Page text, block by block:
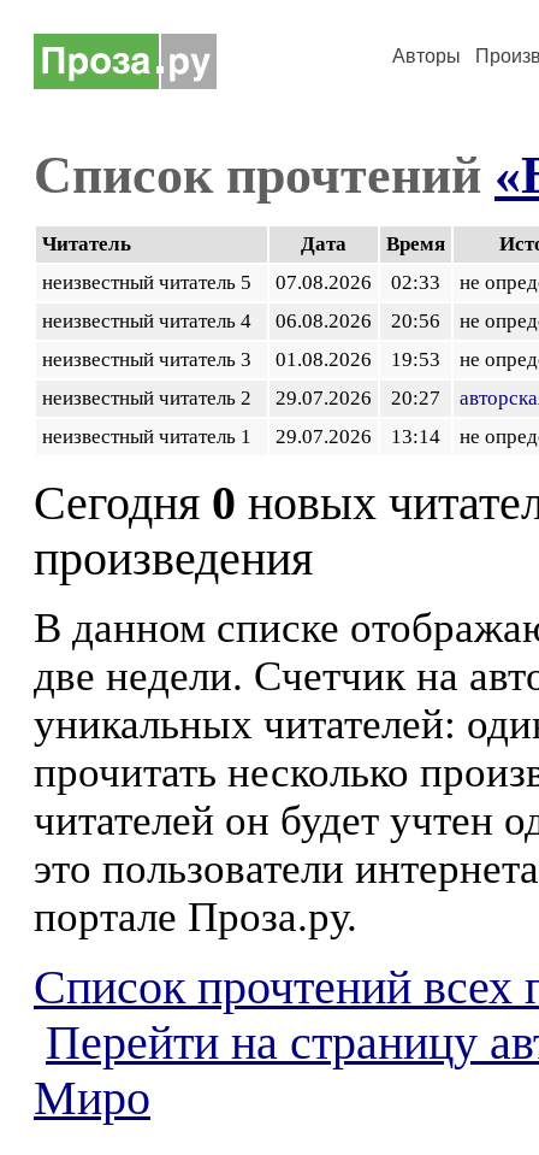
Авторы
Список прочтений
Читатель Дата Время
неизвестный читатель 5
07.08.2026 02:33
не
неизвестный читатель 4
06.08.2026 20:56
не
неизвестный читатель 3
01.08.2026 19:53
не
неизвестный читатель 2
29.07.2026 20:27
неизвестный читатель 1
29.07.2026 13:14 не
Сегодня 0 новых
произведения
В данном списке
две недели. Счетчик на
уникальных читателей:
прочитать несколько
читателей он будет учтен
это пользователи
портале Проза.ру.
Список прочтений всех
Перейти на страницу
Миро